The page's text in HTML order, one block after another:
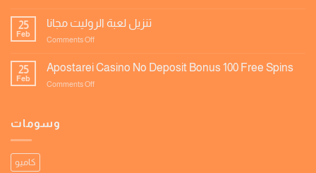
المغرب
Yyy
25
Feb
تنزيل لعبة الروليت مجانا
Comments Offon
لعبة
25
Feb
Apostarei Casino No Deposit Bonus 100 Free Spins
Comments Offon
وسومات
كاميو